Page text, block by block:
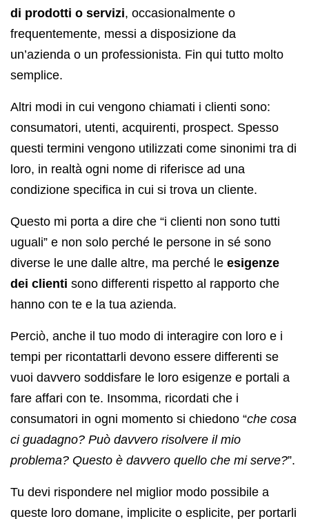
di prodotti o servizi, occasionalmente o
frequentemente, messi a disposizione da
un’azienda o un professionista. Fin qui tutto molto
semplice.
Altri modi in cui vengono chiamati i clienti sono:
consumatori, utenti, acquirenti, prospect. Spesso
questi termini vengono utilizzati come sinonimi tra di
loro, in realtà ogni nome di riferisce ad una
condizione specifica in cui si trova un cliente.
Questo mi porta a dire che “i clienti non sono tutti
uguali” e non solo perché le persone in sé sono
diverse le une dalle altre, ma perché le esigenze
dei clienti sono differenti rispetto al rapporto che
hanno con te e la tua azienda.
Perciò, anche il tuo modo di interagire con loro e i
tempi per ricontattarli devono essere differenti se
vuoi davvero soddisfare le loro esigenze e portali a
fare affari con te. Insomma, ricordati che i
consumatori in ogni momento si chiedono “che cosa
ci guadagno? Può davvero risolvere il mio
problema? Questo è davvero quello che mi serve?”.
Tu devi rispondere nel miglior modo possibile a
queste loro domane, implicite o esplicite, per portarli